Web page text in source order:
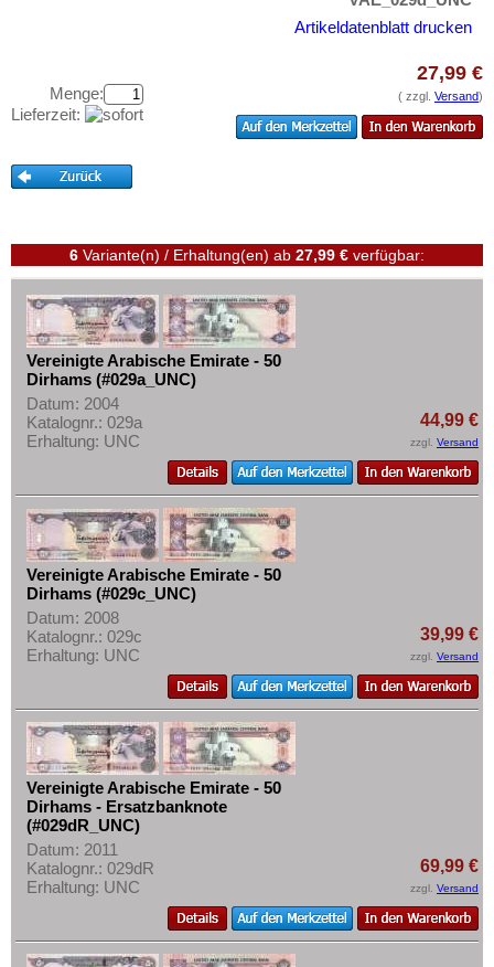
Kataloge
Aufbewahrung
Informationen
Preislisten
Ankauf
Erhaltungsgrade
Gratisbanknoten
FAQ
Mehr über...
Zahlungsbedingungen
Privatsphäre und Datenschutz
Widerrufsbelehrung
Liefer- und Versandkosten
Impressum
Artikeldatenblatt drucken
Menge:
Lieferzeit:
27,99 €
( zzgl. Versand)
6 Variante(n) / Erhaltung(en) ab 27,99 € verfügbar:
Vereinigte Arabische Emirate - 50
Dirhams (#029a_UNC)
Datum: 2004
Katalognr.: 029a
Erhaltung: UNC
44,99 €
zzgl. Versand
Vereinigte Arabische Emirate - 50
Dirhams (#029c_UNC)
Datum: 2008
Katalognr.: 029c
Erhaltung: UNC
39,99 €
zzgl. Versand
Vereinigte Arabische Emirate - 50
Dirhams - Ersatzbanknote
(#029dR_UNC)
Datum: 2011
Katalognr.: 029dR
Erhaltung: UNC
69,99 €
zzgl. Versand